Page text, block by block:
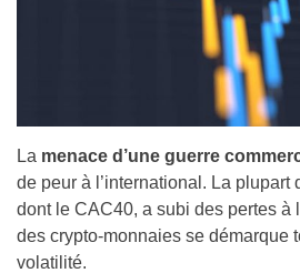
La menace d’une guerre
de peur à l’international. La plupart
dont le CAC40, a subi des pertes à
des crypto-monnaies se démarque
volatilité.